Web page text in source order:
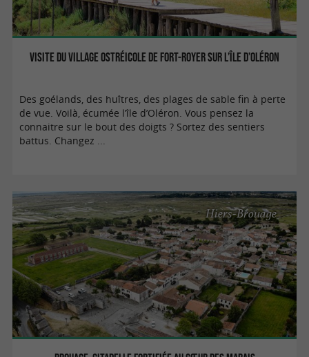
Visite du village ostréicole de Fort-Royer sur l’île d’Oléron
Des goélands, des huîtres, des plages de sable fin à perte
de vue. Voilà, écumée l’île d’Oléron. Vous pensez la
connaitre sur le bout des doigts ? Sortez des sentiers
battus. Changez ...
Hiers-Brouage